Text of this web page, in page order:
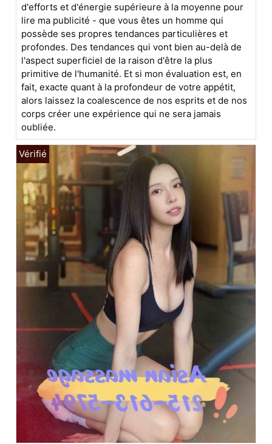
d'efforts et d'énergie supérieure à la moyenne pour
lire ma publicité - que vous êtes un homme qui
possède ses propres tendances particulières et
profondes. Des tendances qui vont bien au-delà de
l'aspect superficiel de la raison d'être la plus
primitive de l'humanité. Et si mon évaluation est, en
fait, exacte quant à la profondeur de votre appétit,
alors laissez la coalescence de nos esprits et de nos
corps créer une expérience qui ne sera jamais
oubliée.